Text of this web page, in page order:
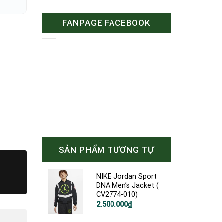
FANPAGE FACEBOOK
SẢN PHẨM TƯƠNG TỰ
NIKE Jordan Sport
DNA Men’s Jacket (
CV2774-010)
2.500.000₫